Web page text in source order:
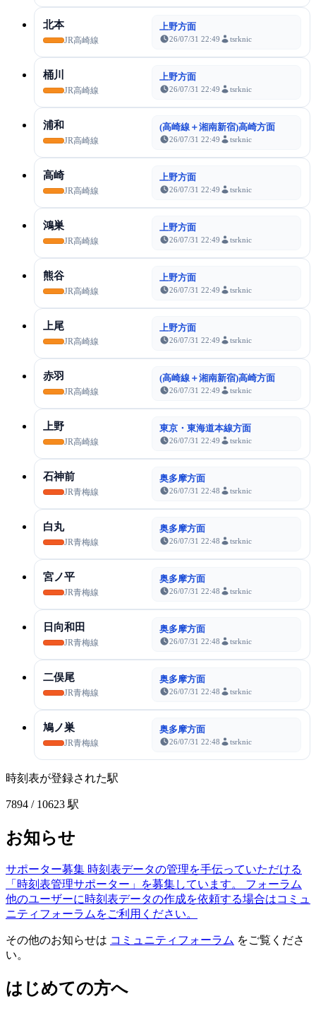
北本
JR高崎線
上野方面
26/07/31 22:49 tsrknic
桶川
JR高崎線
上野方面
26/07/31 22:49 tsrknic
浦和
JR高崎線
(高崎線＋湘南新宿)高崎方面
26/07/31 22:49 tsrknic
高崎
JR高崎線
上野方面
26/07/31 22:49 tsrknic
鴻巣
JR高崎線
上野方面
26/07/31 22:49 tsrknic
熊谷
JR高崎線
上野方面
26/07/31 22:49 tsrknic
上尾
JR高崎線
上野方面
26/07/31 22:49 tsrknic
赤羽
JR高崎線
(高崎線＋湘南新宿)高崎方面
26/07/31 22:49 tsrknic
上野
JR高崎線
東京・東海道本線方面
26/07/31 22:49 tsrknic
石神前
JR青梅線
奥多摩方面
26/07/31 22:48 tsrknic
白丸
JR青梅線
奥多摩方面
26/07/31 22:48 tsrknic
宮ノ平
JR青梅線
奥多摩方面
26/07/31 22:48 tsrknic
日向和田
JR青梅線
奥多摩方面
26/07/31 22:48 tsrknic
二俣尾
JR青梅線
奥多摩方面
26/07/31 22:48 tsrknic
鳩ノ巣
JR青梅線
奥多摩方面
26/07/31 22:48 tsrknic
時刻表が登録された駅
7894 / 10623 駅
お知らせ
サポーター募集 時刻表データの管理を手伝っていただける
「時刻表管理サポーター」を募集しています。
フォーラム
他のユーザーに時刻表データの作成を依頼する場合はコミュ
ニティフォーラムをご利用ください。
その他のお知らせは コミュニティフォーラム をご覧くださ
い。
はじめての方へ